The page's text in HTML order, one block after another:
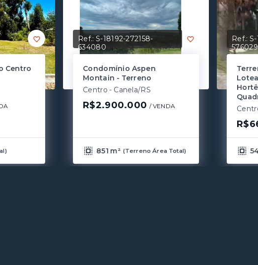
Centro
)
Ref.:S-18192-272158-
634080
Condomínio Aspen
Montain - Terreno
Centro - Canela/RS
R$2.900.000 / VENDA
851 m² (Terreno Área Total)
Ref.:
576029